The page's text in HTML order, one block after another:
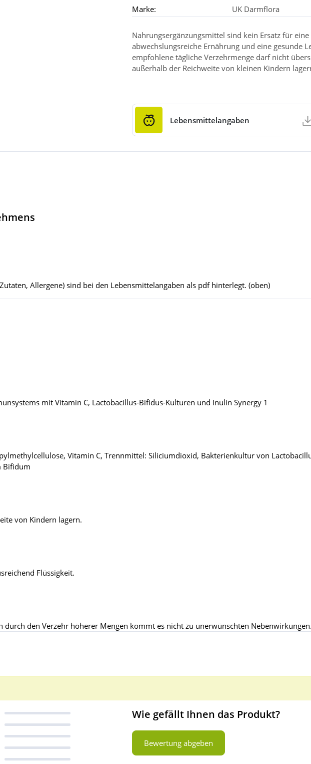
Marke:
UK Darmflora
Nahrungsergänzungsmittel sind kein Ersatz für
abwechslungsreiche Ernährung und eine gesunde
empfohlene tägliche Verzehrmenge darf nicht
außerhalb der Reichweite von kleinen Kindern
Lebensmittelangaben
Allergene) sind bei den Lebensmittelangaben als pdf hinterlegt. (oben)
mit Vitamin C, Lactobacillus-Bifidus-Kulturen und Inulin Synergy 1
Vitamin C, Trennmittel: Siliciumdioxid, Bakterienkultur von
Bifidum
von Kindern lagern.
Flüssigkeit.
durch den Verzehr höherer Mengen kommt es nicht zu unerwünschten Nebenwirkungen.
Wie gefällt Ihnen das Produkt?
Bewertung abgeben